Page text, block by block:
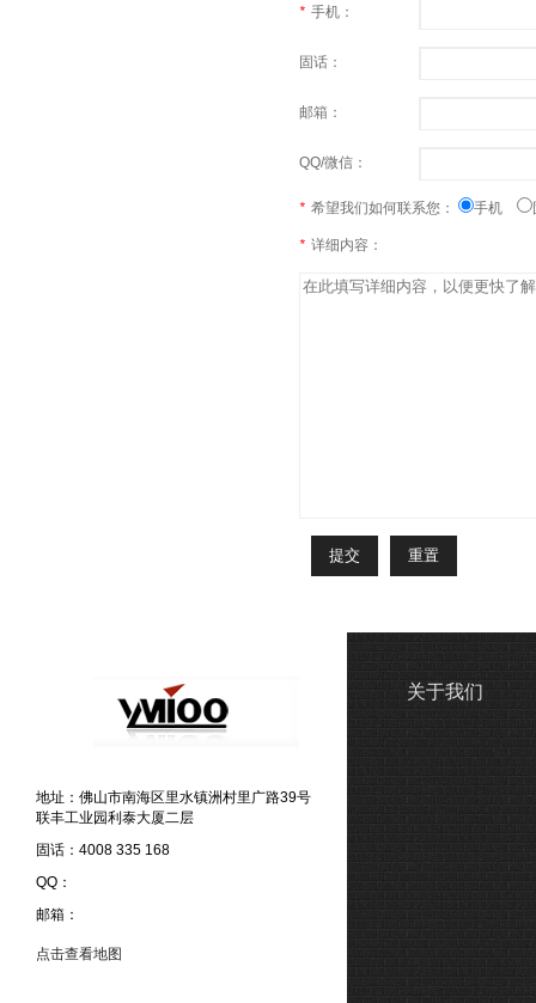
* 手机：
固话：
邮箱：
QQ/微信：
* 希望我们如何联系您： 手机
* 详细内容：
地址：佛山市南海区里水镇洲村里广路39号
联丰工业园利泰大厦二层
固话：4008 335 168
QQ：
邮箱：
点击查看地图
关于我们